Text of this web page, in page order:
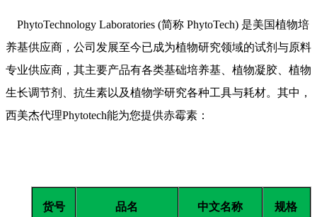
PhytoTechnology Laboratories (简称 PhytoTech) 是美国植物培
养基供应商，公司发展至今已成为植物研究领域的试剂与原料
专业供应商，其主要产品有各类基础培养基、植物凝胶、植物
生长调节剂、抗生素以及植物学研究各种工具与耗材。其中，
西美杰代理Phytotech能为您提供赤霉素：
货号 品名 中文名称 规格